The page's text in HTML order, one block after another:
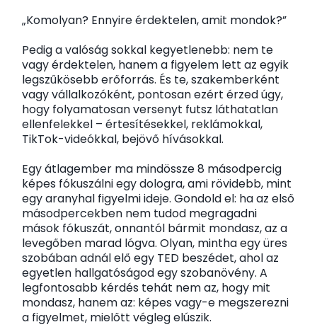
„Komolyan? Ennyire érdektelen, amit mondok?”
Pedig a valóság sokkal kegyetlenebb: nem te
vagy érdektelen, hanem a figyelem lett az egyik
legszűkösebb erőforrás. És te, szakemberként
vagy vállalkozóként, pontosan ezért érzed úgy,
hogy folyamatosan versenyt futsz láthatatlan
ellenfelekkel – értesítésekkel, reklámokkal,
TikTok-videókkal, bejövő hívásokkal.
Egy átlagember ma mindössze 8 másodpercig
képes fókuszálni egy dologra, ami rövidebb, mint
egy aranyhal figyelmi ideje. Gondold el: ha az első
másodpercekben nem tudod megragadni
mások fókuszát, onnantól bármit mondasz, az a
levegőben marad lógva. Olyan, mintha egy üres
szobában adnál elő egy TED beszédet, ahol az
egyetlen hallgatóságod egy szobanövény. A
legfontosabb kérdés tehát nem az, hogy mit
mondasz, hanem az: képes vagy-e megszerezni
a figyelmet, mielőtt végleg elúszik.